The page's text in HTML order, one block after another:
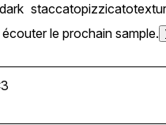
dark staccatopizzicato
le prochain sample.